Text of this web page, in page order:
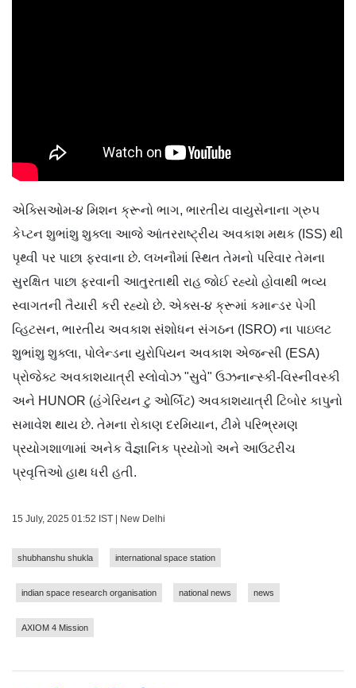
એક્સિઓમ-૪ મિશન ક્રૂનો ભાગ, ભારતીય વાયુસેનાના ગ્રુપ
કેપ્ટન શુભાંશુ શુક્લા આજે આંતરરાષ્ટ્રીય અવકાશ મથક (ISS) થી
પૃથ્વી પર પાછા ફરવાના છે. લખનૌમાં સ્થિત તેમનો પરિવાર તેમના
સુરક્ષિત પાછા ફરવાની આતુરતાથી રાહ જોઈ રહ્યો હોવાથી ભવ્ય
સ્વાગતની તૈયારી કરી રહ્યો છે. એક્સ-૪ ક્રૂમાં કમાન્ડર પેગી
વ્હિટસન, ભારતીય અવકાશ સંશોધન સંગઠન (ISRO) ના પાઇલટ
શુભાંશુ શુક્લા, પોલેન્ડના યુરોપિયન અવકાશ એજન્સી (ESA)
પ્રોજેક્ટ અવકાશયાત્રી સ્લોવોઝ "સુવે" ઉઝનાન્સ્કી-વિસ્નીવસ્કી
અને HUNOR (હંગેરિયન ટુ ઓર્બિટ) અવકાશયાત્રી ટિબોર કાપુનો
સમાવેશ થાય છે. તેમના રોકાણ દરમિયાન, ટીમે પરિભ્રમણ
પ્રયોગશાળામાં અનેક વૈજ્ઞાનિક પ્રયોગો અને આઉટરીચ
પ્રવૃત્તિઓ હાથ ધરી હતી.
15 July, 2025 01:52 IST | New Delhi
shubhanshu shukla international space station
indian space research organisation national news news
AXIOM 4 Mission